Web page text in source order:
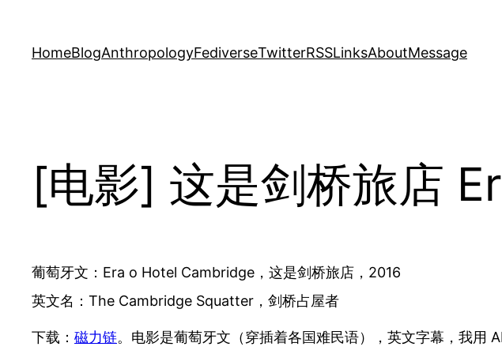
content
HomeBlogAnthropologyFediverseTwitterRSSLinksAboutMessage
[电影] 这是剑桥旅店
葡萄牙文：Era o Hotel Cambridge，这是剑桥旅店，2016
英文名：The Cambridge Squatter，剑桥占屋者
下载： 磁力链。电影是葡萄牙文（穿插着各国难民语），英文字幕，我用